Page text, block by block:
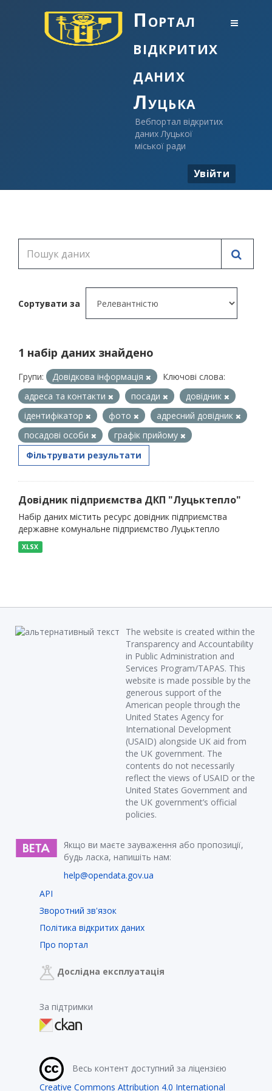
Портал
відкритих
даних
Луцька
Вебпортал відкритих
даних Луцької
міської ради
Увійти
Сортувати за
1 набір даних знайдено
Групи: Довідкова інформація
Ключові слова:
адреса та контакти
посади
довідник
ідентифікатор
фото
адресний довідник
посадові особи
графік прийому
Фільтрувати результати
Довідник підприємства ДКП "Луцьктепло"
Набір даних містить ресурс довідник підприємства
державне комунальне підприємство Луцьктепло
XLSX
The website is created within the
Transparency and Accountability
in Public Administration and
Services Program/TAPAS. This
website is made possible by the
generous support of the
American people through the
United States Agency for
International Development
(USAID) alongside UK aid from
the UK government. The
contents do not necessarily
reflect the views of USAID or the
United States Government and
the UK government’s official
policies.
Якщо ви маєте зауваження або пропозиції,
будь ласка, напишіть нам:
help@opendata.gov.ua
API
Зворотний зв'язок
Політика відкритих даних
Про портал
Дослідна експлуатація
За підтримки
Весь контент доступний за ліцензією
Creative Commons Attribution 4.0 International